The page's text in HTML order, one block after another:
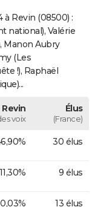
Revin (08500) :
national), Valérie
Manon Aubry
(Les
!), Raphaël
Revin
voix
Élus
(France)
30 élus
11,30% 9 élus
13 élus